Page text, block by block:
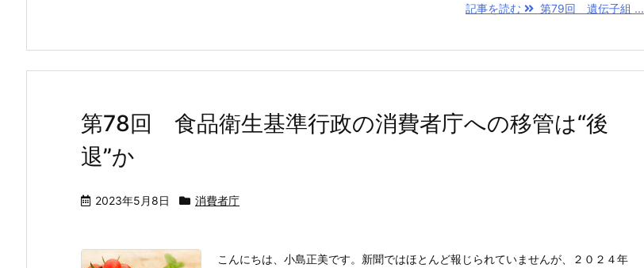
記事を読む 第79回 遺伝子組 ...
第78回 食品衛生基準行政の消費者庁への移管は“後
退”か
2023年5月8日 消費者庁
こんにちは、小島正美です。新聞ではほとんど報じられていませんが、２０２４年